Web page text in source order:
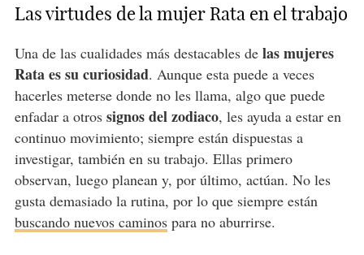
Las virtudes de la mujer Rata en el trabajo
Una de las cualidades más destacables de las mujeres
Rata es su curiosidad. Aunque esta puede a veces
hacerles meterse donde no les llama, algo que puede
enfadar a otros signos del zodiaco, les ayuda a estar en
continuo movimiento; siempre están dispuestas a
investigar, también en su trabajo. Ellas primero
observan, luego planean y, por último, actúan. No les
gusta demasiado la rutina, por lo que siempre están
buscando nuevos caminospara no aburrirse.